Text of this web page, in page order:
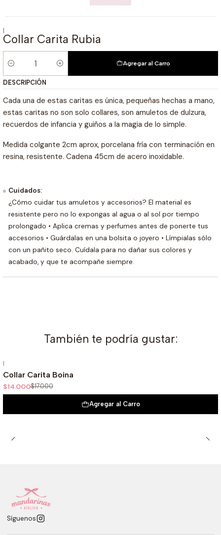
|
Collar Carita Rubia
Cantidad
Agregar al Carro
DESCRIPCIÓN
Cada una de estas caritas es única, pequeñas hechas a mano,
estas caritas no son solo collares, son amuletos de dulzura,
recuerdos de infancia y guiños a la magia de lo simple.
Medida colgante 2cm aprox, porcelana fría con terminación en
resina, resistente. Cadena 45cm de acero inoxidable.
Cuidados:
¿Cómo cuidar tus amuletos y accesorios? El material es
resistente pero no lo expongas al agua o al sol por tiempo
prolongado • Aplica cremas y perfumes antes de ponerte tus
accesorios • Guárdalas en una bolsita o joyero • Límpialas sólo
con un pañito seco. Cuídala para no dañar sus colores y
acabado, y que te acompañe siempre.
También te podría gustar:
|
Collar Carita Boina
$14.000$17.000
Agregar al Carro
Síguenos